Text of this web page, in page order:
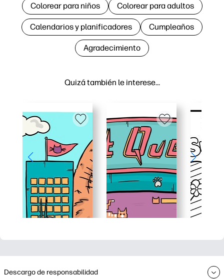
Quizá también le interese…
Colorear para niños Colorear para adultos
Calendarios y planificadores Cumpleaños
Agradecimiento
Descargo de responsabilidad